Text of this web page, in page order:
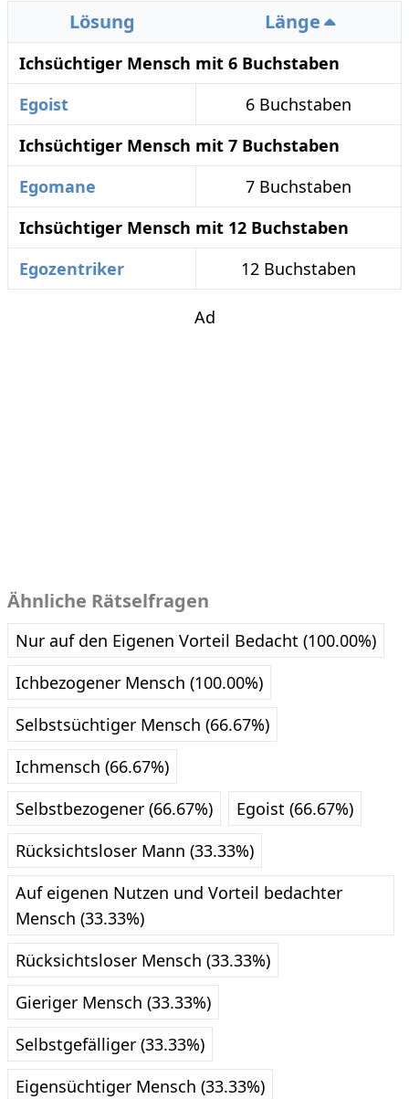
Lösung Länge
Ichsüchtiger Mensch mit 6 Buchstaben
Egoist
6 Buchstaben
Ichsüchtiger Mensch mit 7 Buchstaben
Egomane
7 Buchstaben
Ichsüchtiger Mensch mit 12 Buchstaben
Egozentriker
12 Buchstaben
Ad
Ähnliche Rätselfragen
Nur auf den Eigenen Vorteil Bedacht (100.00%)
Ichbezogener Mensch (100.00%)
Selbstsüchtiger Mensch (66.67%)
Ichmensch (66.67%)
Selbstbezogener (66.67%)
Egoist (66.67%)
Rücksichtsloser Mann (33.33%)
Auf eigenen Nutzen und Vorteil bedachter
Mensch (33.33%)
Rücksichtsloser Mensch (33.33%)
Gieriger Mensch (33.33%)
Selbstgefälliger (33.33%)
Eigensüchtiger Mensch (33.33%)